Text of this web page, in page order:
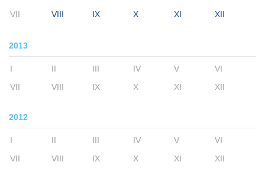
VII VIII IX X XI XII
2013
I II III IV V
VI
VII
VIII IX X XI XII
2012
I II III IV V
VI
VII
VIII IX X XI XII